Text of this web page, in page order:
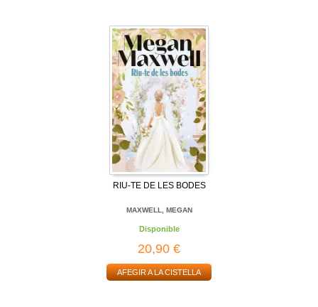
RIU-TE DE LES BODES
MAXWELL, MEGAN
Disponible
20,90 €
AFEGIR A LA CISTELLA